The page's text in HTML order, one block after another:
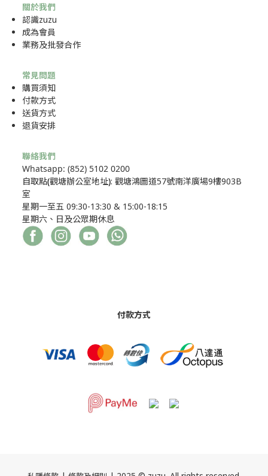
關於我們
認識zuzu
成為會員
業務及批發合作
常見問題
購買須知
付款方式
送貨方式
退貨安排
聯絡我們
Whatsapp: (852) 5102 0200
自取點(觀塘辦公室地址): 觀塘鴻圖道57號南洋廣場9樓903B
室
星期一至五 09:30-13:30 & 15:00-18:15
星期六、日及公眾期休息
付款方式